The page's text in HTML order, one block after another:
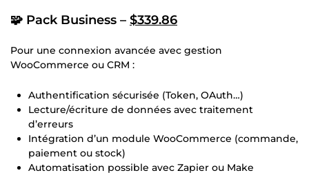
🧩 Pack Business – $339.86
Pour une connexion avancée avec gestion
WooCommerce ou CRM :
Authentification sécurisée (Token, OAuth…)
Lecture/écriture de données avec traitement
d’erreurs
Intégration d’un module WooCommerce (commande,
paiement ou stock)
Automatisation possible avec Zapier ou Make